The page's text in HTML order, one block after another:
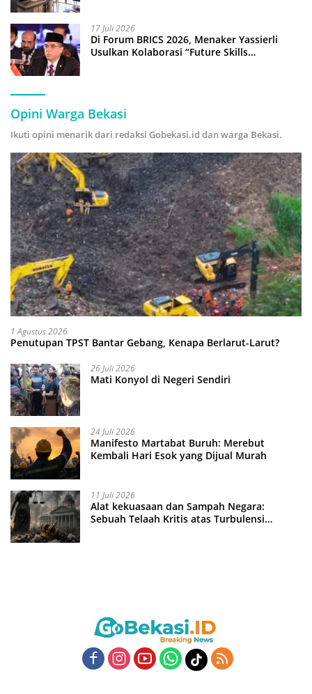
17 Juli 2026
Di Forum BRICS 2026, Menaker Yassierli
Usulkan Kolaborasi “Future Skills
Opini Warga Bekasi
Ikuti opini menarik dari redaksi Gobekasi.id dan warga Bekasi.
1 Agustus 2026
Penutupan TPST Bantar Gebang, Kenapa Berlarut-Larut?
26 Juli 2026
Mati Konyol di Negeri Sendiri
24 Juli 2026
Manifesto Martabat Buruh: Merebut
Kembali Hari Esok yang Dijual Murah
11 Juli 2026
Alat kekuasaan dan Sampah Negara:
Sebuah Telaah Kritis atas Turbulensi